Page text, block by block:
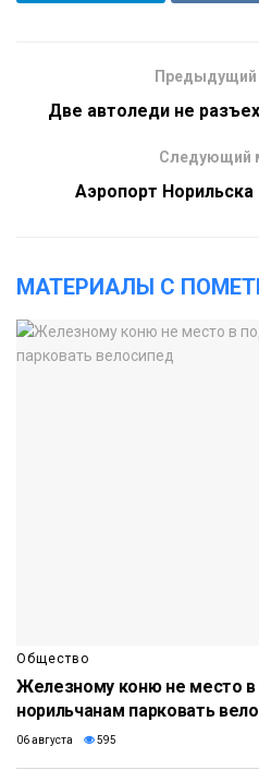
Предыдущий
Две автоледи не
Следующий
Аэропорт
МАТЕРИАЛЫ С
Общество
Железному коню не место в
норильчанам парковать
06 августа 595